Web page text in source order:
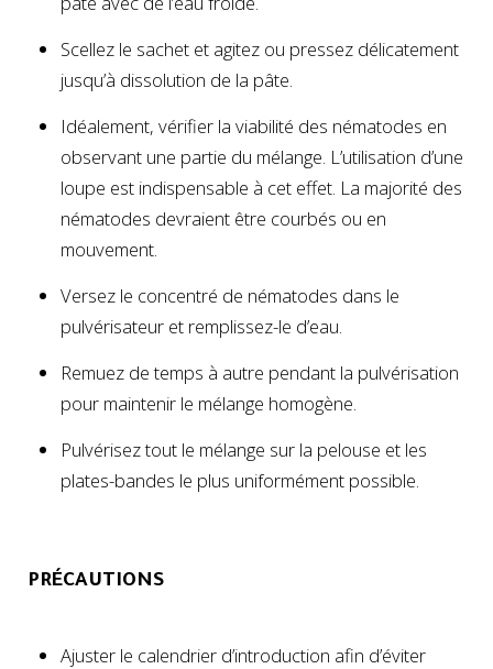
Scellez le sachet et agitez ou pressez délicatement
jusqu’à dissolution de la pâte.
Idéalement, vérifier la viabilité des nématodes en
observant une partie du mélange. L’utilisation d’une
loupe est indispensable à cet effet. La majorité des
nématodes devraient être courbés ou en
mouvement.
Versez le concentré de nématodes dans le
pulvérisateur et remplissez-le d’eau.
Remuez de temps à autre pendant la pulvérisation
pour maintenir le mélange homogène.
Pulvérisez tout le mélange sur la pelouse et les
plates-bandes le plus uniformément possible.
PRÉCAUTIONS
Ajuster le calendrier d’introduction afin d’éviter